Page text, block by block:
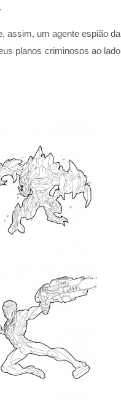
assim, um agente espião da
planos criminosos ao lado